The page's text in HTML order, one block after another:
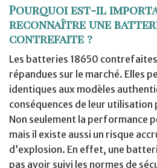
Pourquoi est-il
reconnaître une
contrefaite ?
Les batteries 18650
répandues sur le marché. Elles
identiques aux modèles
conséquences de leur
Non seulement la performance
mais il existe aussi un risque
d’explosion. En effet, une
pas avoir suivi les normes de